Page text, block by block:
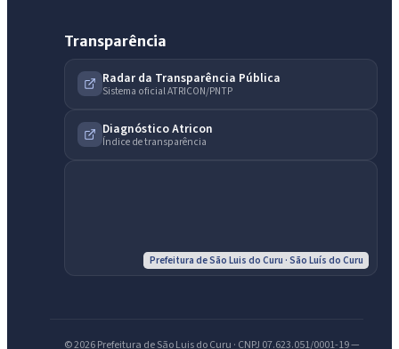
Transparência
Radar da Transparência Pública
Sistema oficial ATRICON/PNTP
Diagnóstico Atricon
Índice de transparência
Prefeitura de São Luis do Curu · São Luís do Curu
© 2026 Prefeitura de São Luis do Curu · CNPJ 07.623.051/0001-19 —